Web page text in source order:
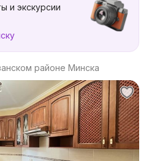
и экскурсии
районе Минска